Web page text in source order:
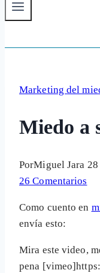
Marketing del
Miedo a
PorMiguel Jara 28
26 Comentarios
Como cuento en
envía esto:
Mira este video,
pena